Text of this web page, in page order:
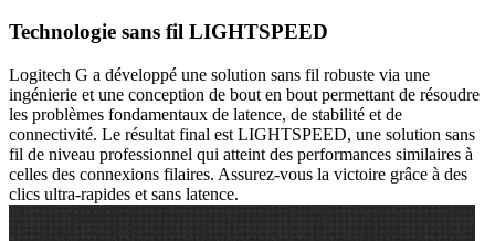
Technologie sans fil LIGHTSPEED
Logitech G a développé une solution sans fil robuste via une
ingénierie et une conception de bout en bout permettant de résoudre
les problèmes fondamentaux de latence, de stabilité et de
connectivité. Le résultat final est LIGHTSPEED, une solution sans
fil de niveau professionnel qui atteint des performances similaires à
celles des connexions filaires. Assurez-vous la victoire grâce à des
clics ultra-rapides et sans latence.